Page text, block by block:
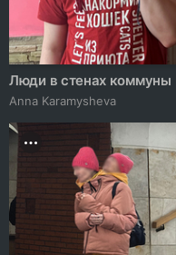
Люди в стенах коммуны
Anna Karamysheva